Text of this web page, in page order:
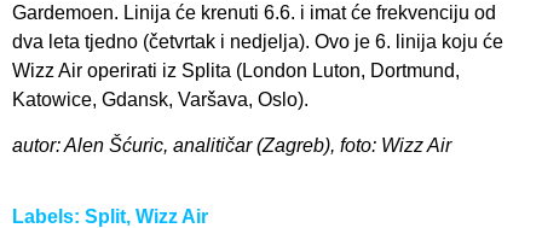
Gardemoen. Linija će krenuti 6.6. i imat će frekvenciju od
dva leta tjedno (četvrtak i nedjelja). Ovo je 6. linija koju će
Wizz Air operirati iz Splita (London Luton, Dortmund,
Katowice, Gdansk, Varšava, Oslo).
autor: Alen Šćuric, analitičar (Zagreb), foto: Wizz Air
Labels: Split, Wizz Air